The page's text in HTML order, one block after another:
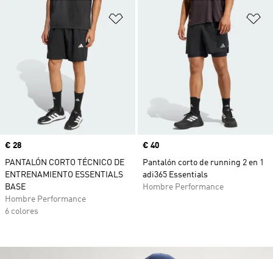
Añadir a la lista de deseos
Precio
€ 28
PANTALÓN CORTO TÉCNICO DE
ENTRENAMIENTO ESSENTIALS
BASE
Hombre Performance
6 colores
Precio
€ 40
Pantalón corto de running 2 en 1
adi365 Essentials
Hombre Performance